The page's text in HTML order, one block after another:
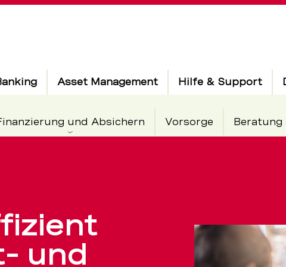
und Absichern Vorsorge Beratung
Asset Management Hilfe & Support
und